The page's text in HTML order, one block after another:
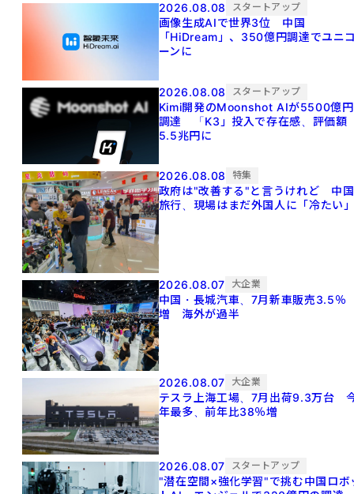
2026.08.08 スタートアップ
画像生成AIで世界3位 中国
「HiDream」、350億円調達でユニ
ーンに
2026.08.08 スタートアップ
Kimi開発のMoonshot AIが5500億円
調達 「K3」投入で存在感、評価額
5.5兆円に
2026.08.08 特集
政府は"改善する"と言うけれど 中国
旅行、現場はまだ外国人に「冷たい
2026.08.07 大企業
中国・長城汽車、7月新車販売3.5％
増 海外が過半
2026.08.07 大企業
テスラ上海工場、7月出荷9.3万台
年最多、前年比38％増
2026.08.07 スタートアップ
"潜在空間×強化学習"で挑む中国ロボ